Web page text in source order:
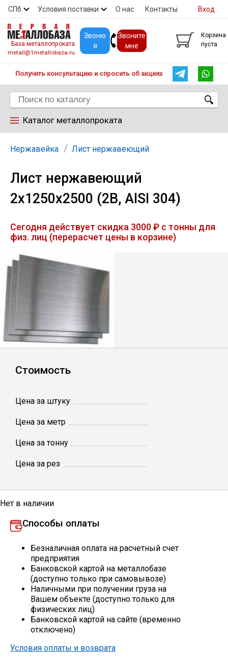
СПб Условия поставки О нас Контакты
Скидки Прайс Покупателям
Вход
База металлопроката
metall@1metallobaza.ru
Звоню
я
Звоните
мне
Корзина
пуста
Получить консультацию и спросить об акциях
Каталог металлопроката
Арматура
Труба профильная
Лист
Уголок
Швеллер
Катанка
Круг
Столбы заборные
Сетка кладочная
Круги абразивные
Электроды
Нержавейка Лист нержавеющий
Лист нержавеющий
2х1250х2500 (2В, AISI 304)
Сегодня действует скидка 3000 ₽ с тонны для
физ. лиц (перерасчет цены в корзине)
Стоимость
Цена за штуку
Цена за метр
Цена за тонну
Цена за рез
Нет в наличии
Способы оплаты
Безналичная оплата на расчетный счет
предприятия
Банковской картой на металлобазе
(доступно только при самовывозе)
Наличными при получении груза на
Вашем объекте (доступно только для
физических лиц)
Банковской картой на сайте (временно
отключено)
Условия оплаты и возврата